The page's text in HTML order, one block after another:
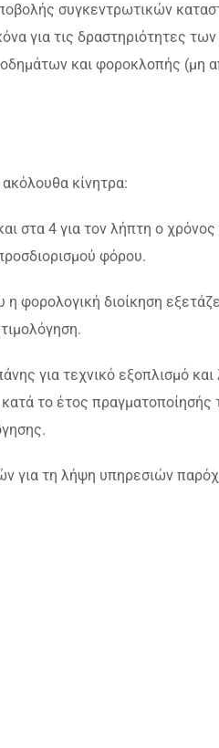
συγκεντρωτικών
για τις δραστηριότητες
και φοροκλοπής (μη
κίνητρα:
στα 4 για τον λήπτη ο
φόρου.
φορολογική διοίκηση
για τεχνικό εξοπλισμό και
κατά το έτος πραγματοποίησής
για τη λήψη υπηρεσιών